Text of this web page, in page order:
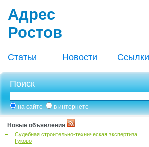
Адрес
Ростов
Статьи Новости Ссылки
Поиск
на сайте в интернете
Новые объявления
Судебная строительно-техническая экспертиза
Гуково